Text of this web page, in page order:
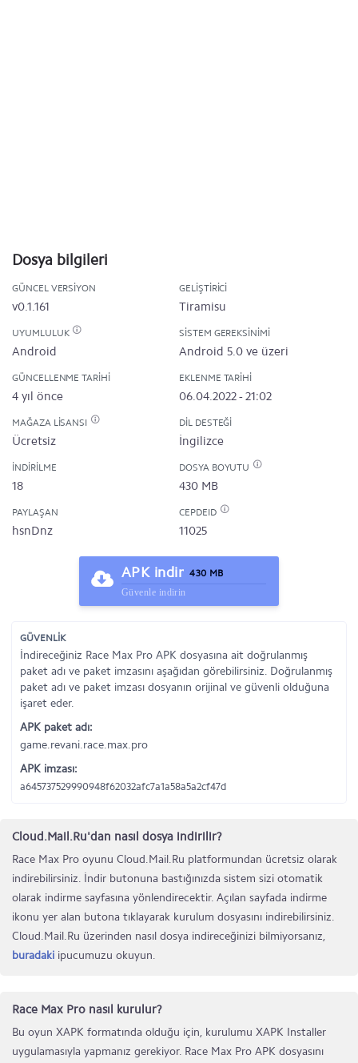
Dosya bilgileri
GÜNCEL VERSIYON
v0.1.161
GELIŞTIRICI
Tiramisu
UYUMLULUK
Android
SISTEM GEREKSINIMI
Android 5.0 ve üzeri
GÜNCELLENME TARIHI
4 yıl önce
EKLENME TARIHI
06.04.2022 - 21:02
MAĞAZA LISANSI
Ücretsiz
DIL DESTEĞI
İngilizce
İNDIRILME
18
DOSYA BOYUTU
430 MB
PAYLAŞAN
hsnDnz
CEPDEID
11025
APK indir 430 MB
Güvenle indirin
GÜVENLİK
İndireceğiniz Race Max Pro APK dosyasına ait doğrulanmış
paket adı ve paket imzasını aşağıdan görebilirsiniz. Doğrulanmış
paket adı ve paket imzası dosyanın orijinal ve güvenli olduğuna
işaret eder.
APK paket adı:
game.revani.race.max.pro
APK imzası:
a645737529990948f62032afc7a1a58a5a2cf47d
Cloud.Mail.Ru'dan nasıl dosya indirilir?
Race Max Pro oyunu Cloud.Mail.Ru platformundan ücretsiz olarak
indirebilirsiniz. İndir butonuna bastığınızda sistem sizi otomatik
olarak indirme sayfasına yönlendirecektir. Açılan sayfada indirme
ikonu yer alan butona tıklayarak kurulum dosyasını indirebilirsiniz.
Cloud.Mail.Ru üzerinden nasıl dosya indireceğinizi bilmiyorsanız,
buradaki ipucumuzu okuyun.
Race Max Pro nasıl kurulur?
Bu oyun XAPK formatında olduğu için, kurulumu XAPK Installer
uygulamasıyla yapmanız gerekiyor. Race Max Pro APK dosyasını